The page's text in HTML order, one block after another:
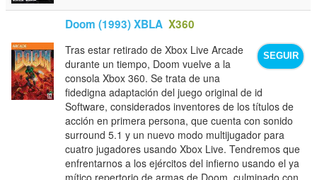
Doom (1993) XBLA X360
SEGUIR
Tras estar retirado de Xbox Live Arcade
durante un tiempo, Doom vuelve a la
consola Xbox 360. Se trata de una
fidedigna adaptación del juego original de id
Software, considerados inventores de los títulos de
acción en primera persona, que cuenta con sonido
surround 5.1 y un nuevo modo multijugador para
cuatro jugadores usando Xbox Live. Tendremos que
enfrentarnos a los ejércitos del infierno usando el ya
mítico repertorio de armas de Doom, culminado con